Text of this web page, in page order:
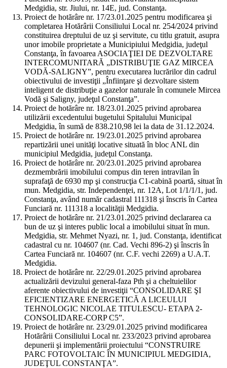
Medgidia, str. Jiului, nr. 14E, jud. Constanţa.
Proiect de hotărâre nr. 17/23.01.2025 pentru modificarea şi
completarea Hotărârii Consiliului Local nr. 254/2024 privind
constituirea dreptului de uz şi servitute, cu titlu gratuit, asupra
unor imobile proprietate a Municipiului Medgidia, judeţul
Constanţa, în favoarea ASOCIAŢIEI DE DEZVOLTARE
INTERCOMUNITARĂ „DISTRIBUŢIE GAZ MIRCEA
VODĂ-SALIGNY”, pentru executarea lucrărilor din cadrul
obiectivului de investiţii „Înfiinţare şi dezvoltare sistem
inteligent de distribuţie a gazelor naturale în comunele Mircea
Vodă şi Saligny, judeţul Constanţa”.
Proiect de hotărâre nr. 18/23.01.2025 privind aprobarea
utilizării excedentului bugetului Spitalului Municipal
Medgidia, în sumă de 838.210,98 lei la data de 31.12.2024.
Proiect de hotărâre nr. 19/23.01.2025 privind aprobarea
repartizării unei unităţi locative situată în bloc ANL din
municipiul Medgidia, judeţul Constanţa.
Proiect de hotărâre nr. 20/23.01.2025 privind aprobarea
dezmembrării imobilului compus din teren intravilan în
suprafaţă de 6930 mp şi construcţia C1-cabină poartă, situat în
mun. Medgidia, str. Independenţei, nr. 12A, Lot 1/1/1/1, jud.
Constanţa, având număr cadastral 111318 şi înscris în Cartea
Funciară nr. 111318 a localităţii Medgidia.
Proiect de hotărâre nr. 21/23.01.2025 privind declararea ca
bun de uz şi interes public local a imobilului situat în mun.
Medgidia, str. Mehmet Nyazi, nr. 1, jud. Constanţa, identificat
cadastral cu nr. 104607 (nr. Cad. Vechi 896-2) şi înscris în
Cartea Funciară nr. 104607 (nr. C.F. vechi 2269) a U.A.T.
Medgidia.
Proiect de hotărâre nr. 22/29.01.2025 privind aprobarea
actualizării devizului general-faza Pth şi a cheltuielilor
aferente obiectivului de investiţii “CONSOLIDARE ŞI
EFICIENTIZARE ENERGETICĂ A LICEULUI
TEHNOLOGIC NICOLAE TITULESCU- ETAPA 2-
CONSOLIDARE-CORP C5”.
Proiect de hotărâre nr. 23/29.01.2025 privind modificarea
Hotărârii Consiliului Local nr. 233/2023 privind aprobarea
depunerii şi implementării proiectului “CONSTRUIRE
PARC FOTOVOLTAIC ÎN MUNICIPIUL MEDGIDIA,
JUDEŢUL CONSTANŢA”.